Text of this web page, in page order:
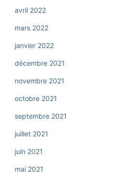
avril 2022
mars 2022
janvier 2022
décembre 2021
novembre 2021
octobre 2021
septembre 2021
juillet 2021
juin 2021
mai 2021